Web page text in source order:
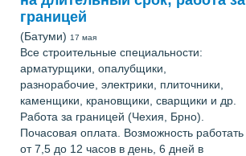
границей
(Батуми) 17 мая
Все строительные специальности:
арматурщики, опалубщики,
разнорабочие, электрики, плиточники,
каменщики, крановщики, сварщики и др.
Работа за границей (Чехия, Брно).
Почасовая оплата. Возможность работать
от 7,5 до 12 часов в день, 6 дней в